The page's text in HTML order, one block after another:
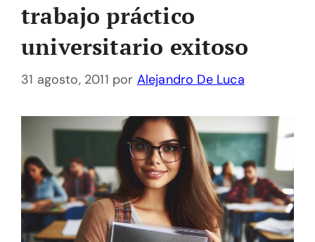
trabajo práctico
universitario exitoso
31 agosto, 2011 por Alejandro De Luca